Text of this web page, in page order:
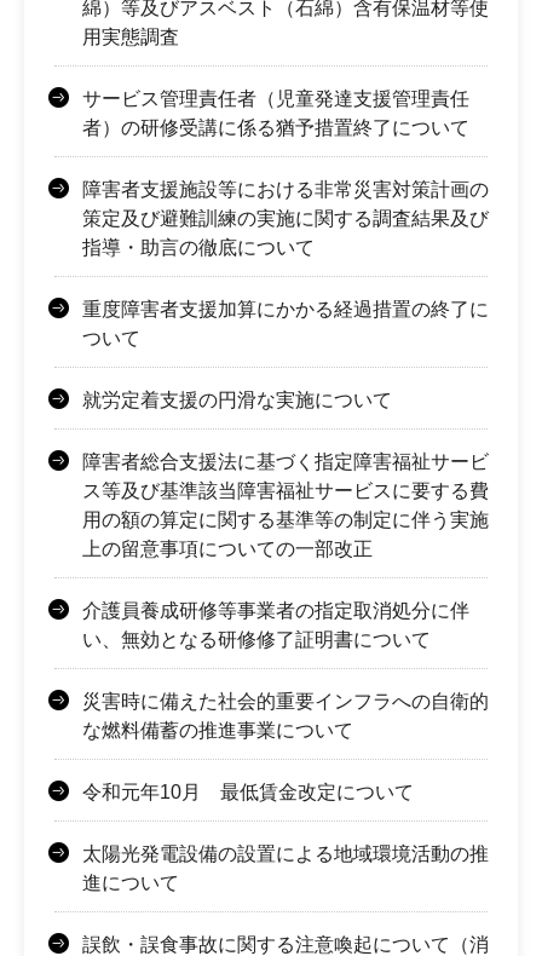
綿）等及びアスベスト（石綿）含有保温材等使
用実態調査
サービス管理責任者（児童発達支援管理責任
者）の研修受講に係る猶予措置終了について
障害者支援施設等における非常災害対策計画の
策定及び避難訓練の実施に関する調査結果及び
指導・助言の徹底について
重度障害者支援加算にかかる経過措置の終了に
ついて
就労定着支援の円滑な実施について
障害者総合支援法に基づく指定障害福祉サービ
ス等及び基準該当障害福祉サービスに要する費
用の額の算定に関する基準等の制定に伴う実施
上の留意事項についての一部改正
介護員養成研修等事業者の指定取消処分に伴
い、無効となる研修修了証明書について
災害時に備えた社会的重要インフラへの自衛的
な燃料備蓄の推進事業について
令和元年10月 最低賃金改定について
太陽光発電設備の設置による地域環境活動の推
進について
誤飲・誤食事故に関する注意喚起について（消